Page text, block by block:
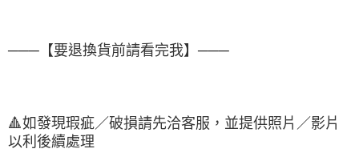
───【要退換貨前請看完我】───
🔺如發現瑕疵／破損請先洽客服，並提供照片／影片
以利後續處理